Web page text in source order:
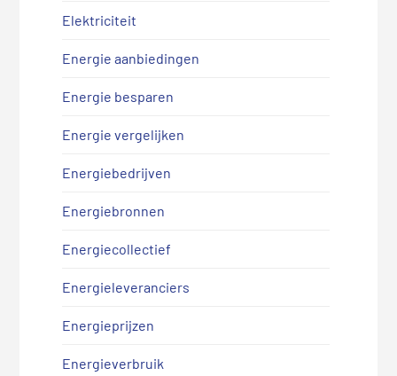
Elektriciteit
Energie aanbiedingen
Energie besparen
Energie vergelijken
Energiebedrijven
Energiebronnen
Energiecollectief
Energieleveranciers
Energieprijzen
Energieverbruik